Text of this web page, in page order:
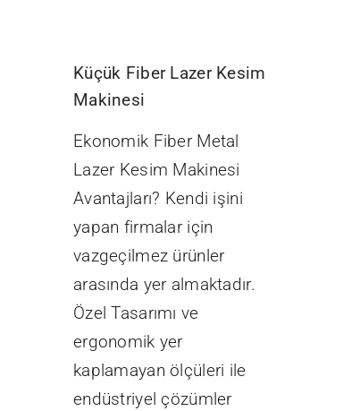
Küçük Fiber Lazer Kesim
Makinesi
Ekonomik Fiber Metal
Lazer Kesim Makinesi
Avantajları? Kendi işini
yapan firmalar için
vazgeçilmez ürünler
arasında yer almaktadır.
Özel Tasarımı ve
ergonomik yer
kaplamayan ölçüleri ile
endüstriyel çözümler